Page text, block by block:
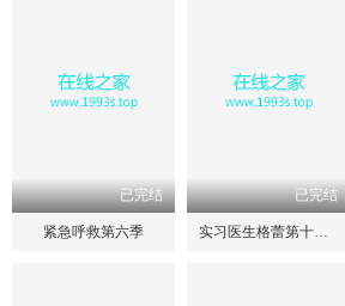
已完结
紧急呼救第六季
已完结
实习医生格蕾第十九季